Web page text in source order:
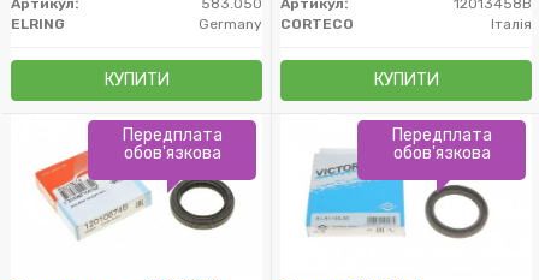
Артикул:
583.050
ELRING
Germany
КУПИТИ
Артикул:
12013458B
CORTECO
Італія
КУПИТИ
Передплата
обов'язкова
Передплата
обов'язкова